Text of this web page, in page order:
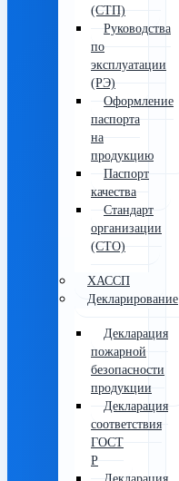
(СТП)
Руководства
по
эксплуатации
(РЭ)
Оформление
паспорта
на
продукцию
Паспорт
качества
Стандарт
организации
(СТО)
ХАССП
Декларирование
Декларация
пожарной
безопасности
продукции
Декларация
соответствия
ГОСТ
Р